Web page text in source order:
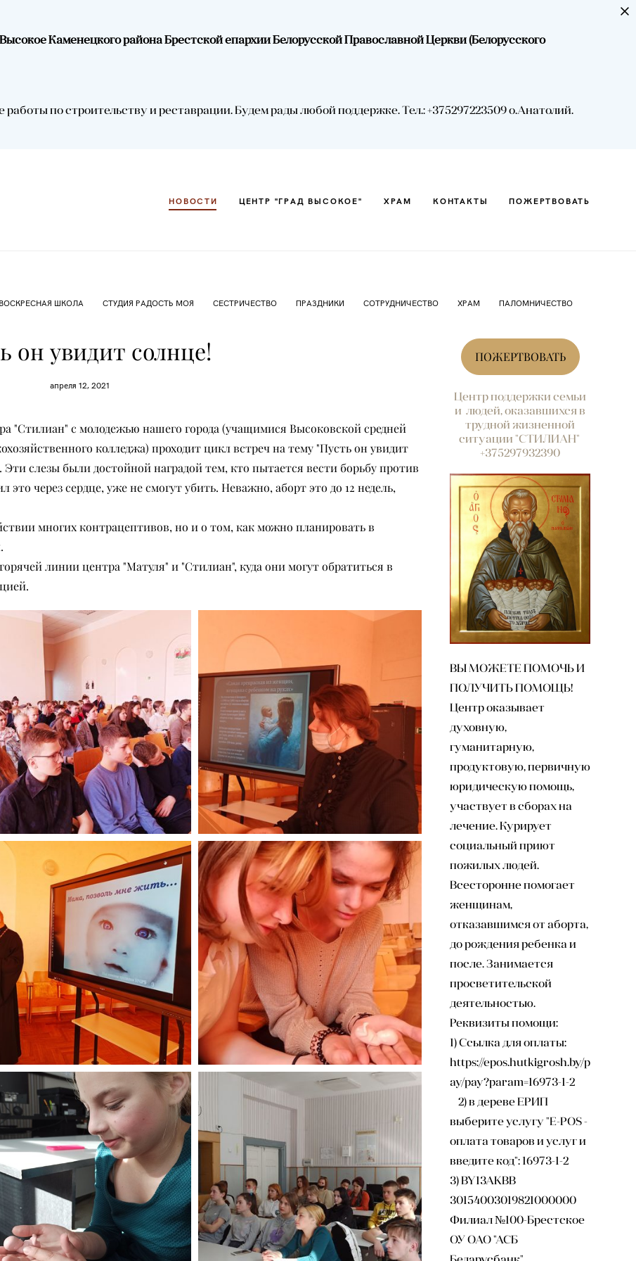
Каменецкого района Брестской епархии Белорусской Православной Церкви (Белорусского
по строительству и реставрации. Будем рады любой поддержке. Тел.: +375297223509 о.Анатолий.
НОВОСТИ ЦЕНТР "ГРАД ВЫСОКОЕ" ХРАМ КОНТАКТЫ ПОЖЕРТВОВАТЬ
ВОСКРЕСНАЯ ШКОЛА СТУДИЯ РАДОСТЬ МОЯ СЕСТРИЧЕСТВО ПРАЗДНИКИ СОТРУДНИЧЕСТВО ХРАМ ПАЛОМНИЧЕСТВО
он увидит солнце!
апреля 12, 2021
"Стилиан" с молодежью нашего города (учащимися Высоковской средней
колледжа) проходит цикл встреч на тему "Пусть он увидит
слезы были достойной наградой тем, кто пытается вести борьбу против
через сердце, уже не смогут убить. Неважно, аборт это до 12 недель,
многих контрацептивов, но и о том, как можно планировать в
линии центра "Матуля" и "Стилиан", куда они могут обратиться в
ПОЖЕРТВОВАТЬ
Центр поддержки семьи
и людей, оказавшихся в
трудной жизненной
ситуации "СТИЛИАН"
+375297932390
ВЫ МОЖЕТЕ ПОМОЧЬ И
ПОЛУЧИТЬ ПОМОЩЬ!
Центр оказывает
духовную,
гуманитарную,
продуктовую, первичную
юридическую помощь,
участвует в сборах на
лечение. Курирует
социальный приют
пожилых людей.
Всесторонне помогает
женщинам,
отказавшимся от аборта,
до рождения ребенка и
после. Занимается
просветительской
деятельностью.
Реквизиты помощи:
1) Ссылка для оплаты:
https://epos.hutkigrosh.by/p
ay/pay?param=16973-1-2
2) в дереве ЕРИП
выберите услугу "E-POS -
оплата товаров и услуг и
введите код": 16973-1-2
3) BY13AKBB
30154003019821000000
Филиал №100-Брестское
ОУ ОАО "АСБ